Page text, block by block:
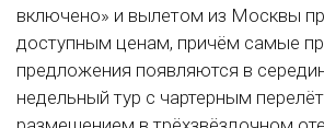
включено» и вылетом из Москвы
доступным ценам, причём самые
предложения появляются в
недельный тур с чартерным